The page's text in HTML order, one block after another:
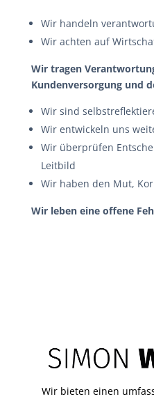
Wir handeln
Wir achten auf
Wir tragen
Kundenversorgung und
Wir sind
Wir entwickeln uns
Wir überprüfen
Leitbild
Wir haben den Mut,
Wir leben eine offene
Wir bieten einen